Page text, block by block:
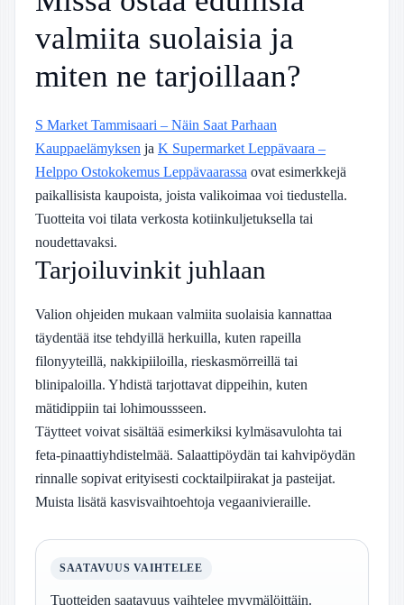
valmiita suolaisia ja
miten ne tarjoillaan?
S Market Tammisaari – Näin Saat Parhaan
Kauppaelämyksen ja K Supermarket Leppävaara –
Helppo Ostokokemus Leppävaarassa ovat esimerkkejä
paikallisista kaupoista, joista valikoimaa voi tiedustella.
Tuotteita voi tilata verkosta kotiinkuljetuksella tai
noudettavaksi.
Tarjoiluvinkit juhlaan
Valion ohjeiden mukaan valmiita suolaisia kannattaa
täydentää itse tehdyillä herkuilla, kuten rapeilla
filonyyteillä, nakkipiiloilla, rieskasmörreillä tai
blinipaloilla. Yhdistä tarjottavat dippeihin, kuten
mätidippiin tai lohimoussseen.
Täytteet voivat sisältää esimerkiksi kylmäsavulohta tai
feta-pinaattiyhdistelmää. Salaattipöydän tai kahvipöydän
rinnalle sopivat erityisesti cocktailpiirakat ja pasteijat.
Muista lisätä kasvisvaihtoehtoja vegaanivieraille.
SAATAVUUS VAIHTELEE
Tuotteiden saatavuus vaihtelee myymälöittäin.